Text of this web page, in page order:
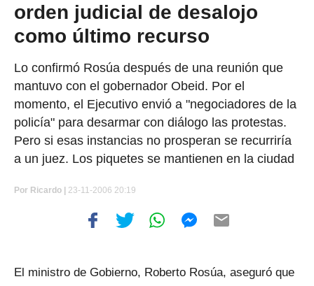
orden judicial de desalojo
como último recurso
Lo confirmó Rosúa después de una reunión que
mantuvo con el gobernador Obeid. Por el
momento, el Ejecutivo envió a "negociadores de la
policía" para desarmar con diálogo las protestas.
Pero si esas instancias no prosperan se recurriría
a un juez. Los piquetes se mantienen en la ciudad
Por Ricardo | 23-11-2006 20:19
El ministro de Gobierno, Roberto Rosúa, aseguró que